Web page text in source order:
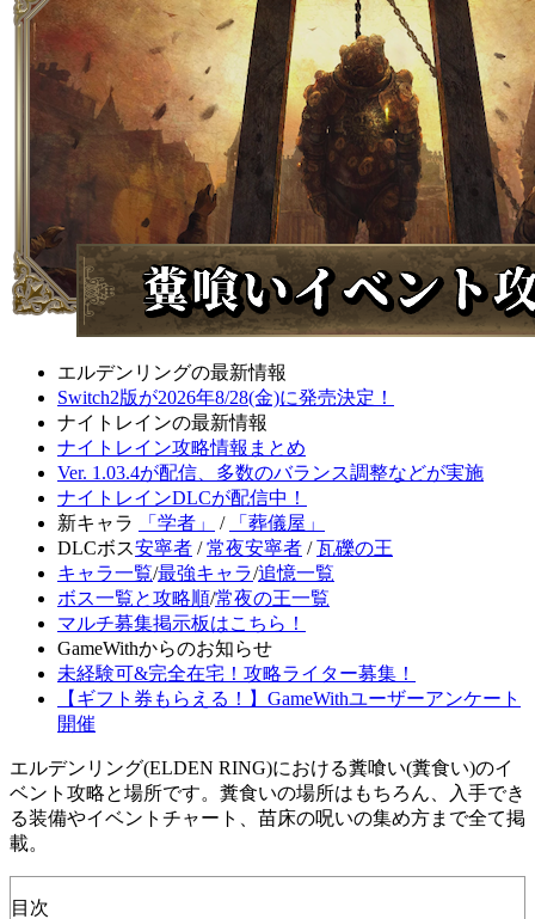
エルデンリングの最新情報
Switch2版が2026年8/28(金)に発売決定！
ナイトレインの最新情報
ナイトレイン攻略情報まとめ
Ver. 1.03.4が配信、多数のバランス調整などが実施
ナイトレインDLCが配信中！
新キャラ
「学者」 /
「葬儀屋」
DLCボス安寧者 /常夜安寧者 /瓦礫の王
キャラ一覧/最強キャラ/追憶一覧
ボス一覧と攻略順/常夜の王一覧
マルチ募集掲示板はこちら！
GameWithからのお知らせ
未経験可&完全在宅！攻略ライター募集！
【ギフト券もらえる！】GameWithユーザーアンケート
開催
エルデンリング(ELDEN RING)における糞喰い(糞食い)のイ
ベント攻略と場所です。糞食いの場所はもちろん、入手でき
る装備やイベントチャート、苗床の呪いの集め方まで全て掲
載。
目次